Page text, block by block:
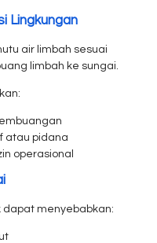
Lingkungan
air limbah sesuai
limbah ke sungai.
atau pidana
operasional
dapat menyebabkan: